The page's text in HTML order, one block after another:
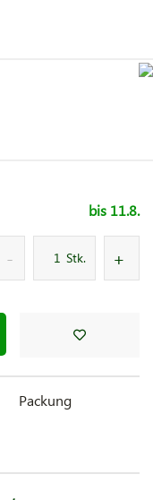
bis 11.8.
Stk.
Packung